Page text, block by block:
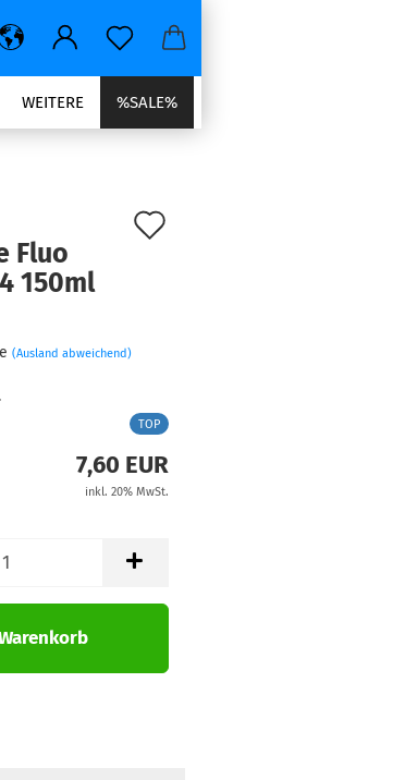
%SALE%
WEITERE
Fluo
150ml
(Ausland abweichend)
TOP
7,60 EUR
inkl. 20% MwSt.